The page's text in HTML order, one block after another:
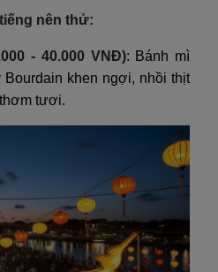
nên thử:
- 40.000 VNĐ): Bánh mì
khen ngợi, nhồi thịt
tươi.